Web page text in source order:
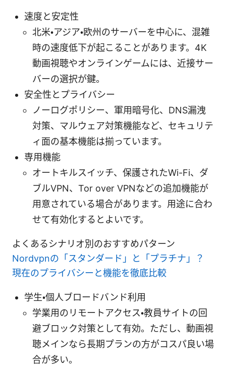
速度と安定性
北米・アジア・欧州のサーバーを中心に、混雑
時の速度低下が起こることがあります。4K
動画視聴やオンラインゲームには、近接サー
バーの選択が鍵。
安全性とプライバシー
ノーログポリシー、軍用暗号化、DNS漏洩
対策、マルウェア対策機能など、セキュリテ
ィ面の基本機能は揃っています。
専用機能
オートキルスイッチ、保護されたWi-Fi、ダ
ブルVPN、Tor over VPNなどの追加機能が
用意されている場合があります。用途に合わ
せて有効化するとよいです。
よくあるシナリオ別のおすすめパターン
Nordvpnの「スタンダード」と「プラチナ」？
現在のプライバシーと機能を徹底比較
学生・個人ブロードバンド利用
学業用のリモートアクセス・教員サイトの回
避ブロック対策として有効。ただし、動画視
聴メインなら長期プランの方がコスパ良い場
合が多い。